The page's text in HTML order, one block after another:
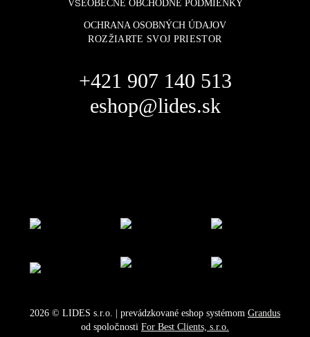
VŠEOBECNÉ OBCHODNÉ PODMIENKY
OCHRANA OSOBNÝCH ÚDAJOV
ROZŽIARTE SVOJ PRIESTOR
+421 907 140 513
eshop@lides.sk
2026 © LIDES s.r.o. | prevádzkované eshop systémom Grandus
od spoločnosti For Best Clients, s.r.o.